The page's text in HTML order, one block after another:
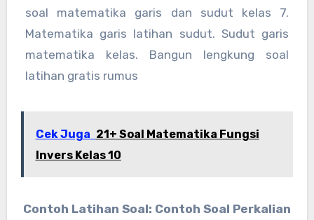
soal matematika garis dan sudut kelas 7.
Matematika garis latihan sudut. Sudut garis
matematika kelas. Bangun lengkung soal
latihan gratis rumus
Cek Juga 21+ Soal Matematika Fungsi
Invers Kelas 10
Contoh Latihan Soal: Contoh Soal Perkalian